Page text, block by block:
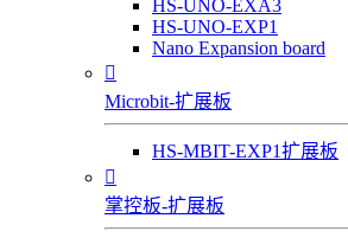
HS-UNO-EXA3
HS-UNO-EXP1
Nano Expansion board

Microbit-扩展板
HS-MBIT-EXP1扩展板

掌控板-扩展板